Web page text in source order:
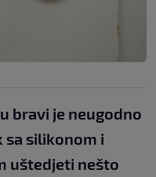
bravi je neugodno
sa silikonom i
uštedjeti nešto